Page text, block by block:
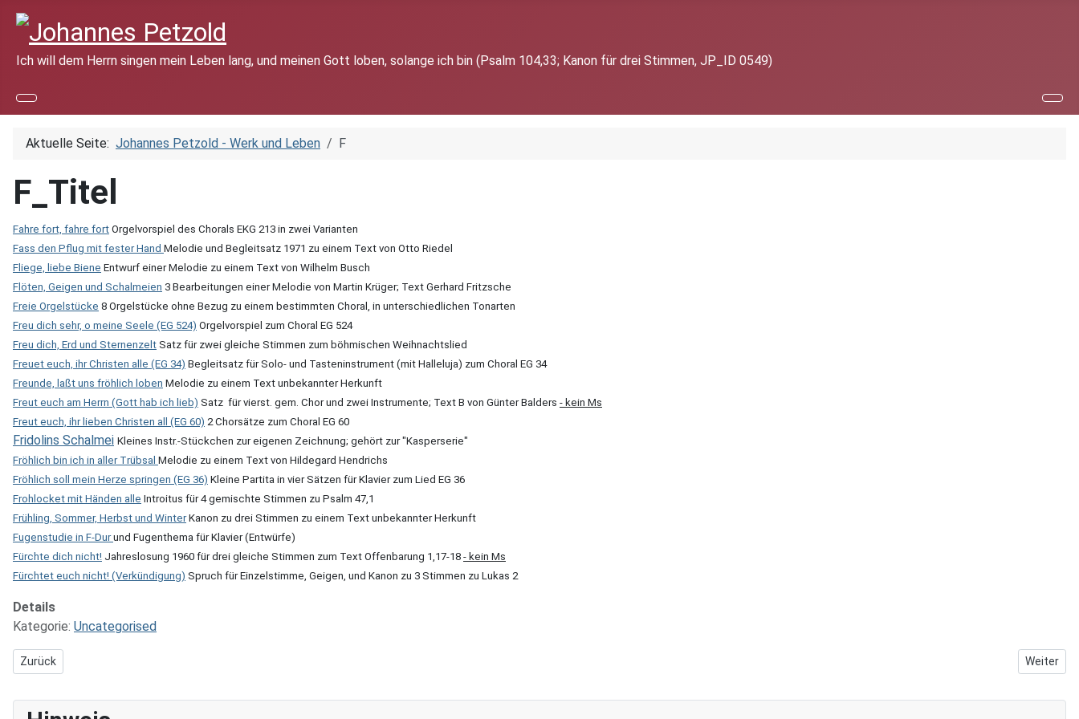
Ich will dem Herrn singen mein Leben lang, und meinen Gott loben, solange ich bin (Psalm 104,33; Kanon für drei Stimmen, JP_ID 0549)
Aktuelle Seite: Johannes Petzold - Werk und Leben F
F_Titel
Fahre fort, fahre fort Orgelvorspiel des Chorals EKG 213 in zwei Varianten
Fass den Pflug mit fester Hand Melodie und Begleitsatz 1971 zu einem Text von Otto Riedel
Fliege, liebe Biene Entwurf einer Melodie zu einem Text von Wilhelm Busch
Flöten, Geigen und Schalmeien 3 Bearbeitungen einer Melodie von Martin Krüger; Text Gerhard Fritzsche
Freie Orgelstücke 8 Orgelstücke ohne Bezug zu einem bestimmten Choral, in unterschiedlichen Tonarten
Freu dich sehr, o meine Seele (EG 524) Orgelvorspiel zum Choral EG 524
Freu dich, Erd und Sternenzelt Satz für zwei gleiche Stimmen zum böhmischen Weihnachtslied
Freuet euch, ihr Christen alle (EG 34) Begleitsatz für Solo- und Tasteninstrument (mit Halleluja) zum Choral EG 34
Freunde, laßt uns fröhlich loben Melodie zu einem Text unbekannter Herkunft
Freut euch am Herrn (Gott hab ich lieb) Satz für vierst. gem. Chor und zwei Instrumente; Text B von Günter Balders - kein Ms
Freut euch, ihr lieben Christen all (EG 60) 2 Chorsätze zum Choral EG 60
Fridolins Schalmei Kleines Instr.-Stückchen zur eigenen Zeichnung; gehört zur "Kasperserie"
Fröhlich bin ich in aller Trübsal Melodie zu einem Text von Hildegard Hendrichs
Fröhlich soll mein Herze springen (EG 36) Kleine Partita in vier Sätzen für Klavier zum Lied EG 36
Frohlocket mit Händen alle Introitus für 4 gemischte Stimmen zu Psalm 47,1
Frühling, Sommer, Herbst und WinterKanon zu drei Stimmen zu einem Text unbekannter Herkunft
Fugenstudie in F-Durund Fugenthema für Klavier (Entwürfe)
Fürchte dich nicht! Jahreslosung 1960 für drei gleiche Stimmen zum Text Offenbarung 1,17-18 - kein Ms
Fürchtet euch nicht! (Verkündigung) Spruch für Einzelstimme, Geigen, und Kanon zu 3 Stimmen zu Lukas 2
Details
Kategorie: Uncategorised
Vorheriger Beitrag: Es ward das Heil uns zugebracht
Zurück Nächster
Weiter